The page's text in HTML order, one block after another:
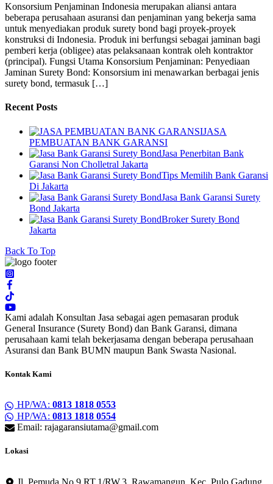
Konsorsium Penjaminan Indonesia merupakan aliansi antara
beberapa perusahaan asuransi dan penjaminan yang bekerja sama
untuk menyediakan produk surety bond bagi proyek-proyek
konstruksi di Indonesia. Produk ini berfungsi sebagai jaminan bagi
pemberi kerja (obligee) atas pelaksanaan kontrak oleh kontraktor
(principal). Fungsi Utama Konsorsium Penjaminan: Penyediaan
Jaminan Surety Bond: Konsorsium ini menawarkan berbagai jenis
surety bond, termasuk […]
Recent Posts
JASA
PEMBUATAN BANK GARANSI
Jasa Penerbitan Bank
Garansi Non Cholletral Jakarta
Tips Memilih Bank Garansi
Di Jakarta
Jasa Bank Garansi Surety
Bond Jakarta
Broker Surety Bond
Jakarta
Back To Top
Kami adalah Konsultan Jasa sebagai agen pemasaran produk
General Insurance (Surety Bond) dan Bank Garansi, dimana
perusahaan kami telah bekerjasama dengan beberapa perusahaan
Asuransi dan Bank BUMN maupun Bank Swasta Nasional.
Kontak Kami
HP/WA: 0813 1818 0553
HP/WA: 0813 1818 0554
Email: rajagaransiutama@gmail.com
Lokasi
Jl. Pemuda No.9 RT.1/RW.3, Rawamangun, Kec. Pulo Gadung,